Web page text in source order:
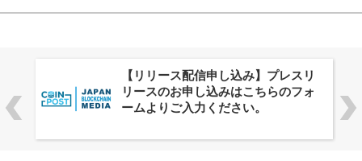
株式会社PlnX、アジア最大級のグロ
ーバルWeb3カンファレンス
「WebX2026」とのコラボレーショ